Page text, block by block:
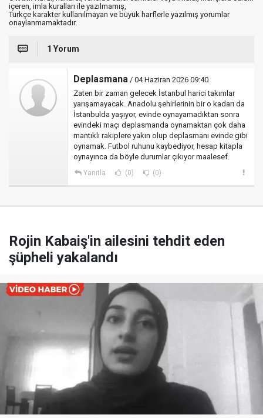
içeren, imla kuralları ile yazılmamış,
Türkçe karakter kullanılmayan ve büyük harflerle yazılmış yorumlar
onaylanmamaktadır.
1 Yorum
Deplasmana / 04 Haziran 2026 09:40
Zaten bir zaman gelecek İstanbul harici takımlar
yarışamayacak. Anadolu şehirlerinin bir o kadarı da
İstanbulda yaşıyor, evinde oynayamadıktan sonra
evindeki maçı deplasmanda oynamaktan çok daha
mantıklı rakiplere yakın olup deplasmanı evinde gibi
oynamak. Futbol ruhunu kaybediyor, hesap kitapla
oynayınca da böyle durumlar çıkıyor maalesef.
Yanıtla (0) (0)
Rojin Kabaiş'in ailesini tehdit eden
şüpheli yakalandı